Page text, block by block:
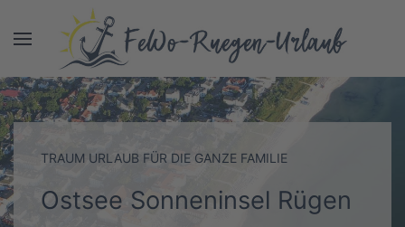
TRAUM URLAUB FÜR DIE GANZE FAMILIE
Ostsee Sonneninsel Rügen